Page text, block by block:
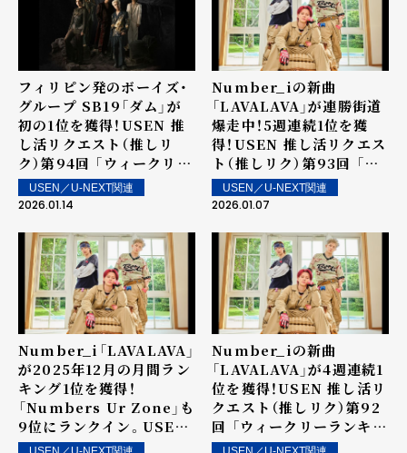
フィリピン発のボーイズ・
グループ SB19「ダム」が
初の1位を獲得！USEN 推
し活リクエスト（推しリ
ク）第94回 「ウィークリー
ランキング」を発表！～ 上
位ランクイン楽曲は1月17
信
USEN／U-NEXT関連
2026.01.14
Number_iの新曲
「LAVALAVA」が連勝街道
爆走中！5週連続1位を獲
得！USEN 推し活リクエス
ト（推しリク）第93回 「ウ
ィークリーランキング」を
発表！～ 上位ランクイン楽
中・店内で配信
USEN／U-NEXT関連
2026.01.07
Number_i「LAVALAVA」
が2025年12月の月間ラン
キング1位を獲得！
「Numbers Ur Zone」も
9位にランクイン。USEN
推し活リクエスト（推しリ
Number_iの新曲
「LAVALAVA」が4週連続1
位を獲得！USEN 推し活リ
クエスト（推しリク）第92
回 「ウィークリーランキン
グ」を発表！～ 上位ランク